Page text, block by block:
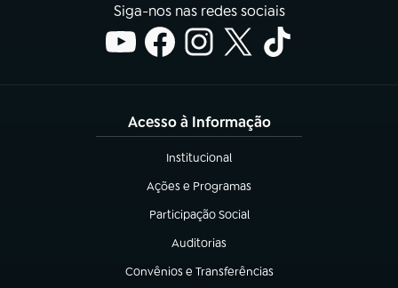
Siga-nos nas redes sociais
Acesso à Informação
Institucional
(abre em nova aba)
Ações e Programas
(abre em nova aba)
Participação Social
(abre em nova aba)
Auditorias
(abre em nova aba)
Convênios e Transferências
(abre em nova aba)